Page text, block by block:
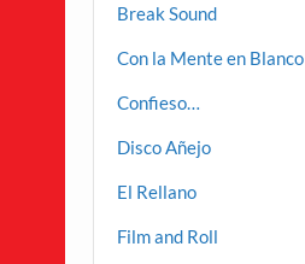
Break Sound
Con la Mente en Blanco
Confieso…
Disco Añejo
El Rellano
Film and Roll